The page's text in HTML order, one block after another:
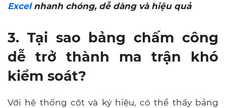
Excelnhanh chóng, dễ dàng và hiệu quả
3. Tại sao bảng chấm công
dễ trở thành ma trận khó
kiểm soát?
Với hệ thống cột và ký hiệu, có thể thấy bảng